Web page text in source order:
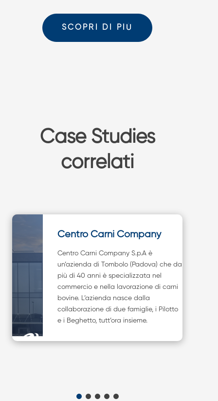
SCOPRI DI PIÙ
Case Studies
correlati
Centro Carni Company
Centro Carni Company S.p.A è
un’azienda di Tombolo (Padova) che da
più di 40 anni è specializzata nel
commercio e nella lavorazione di carni
bovine. L’azienda nasce dalla
collaborazione di due famiglie, i Pilotto
e i Beghetto, tutt’ora insieme.